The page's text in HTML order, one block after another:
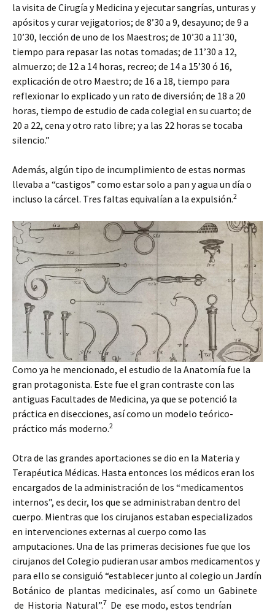
la visita de Cirugía y Medicina y ejecutar sangrías, unturas y
apósitos y curar vejigatorios; de 8’30 a 9, desayuno; de 9 a
10’30, lección de uno de los Maestros; de 10’30 a 11’30,
tiempo para repasar las notas tomadas; de 11’30 a 12,
almuerzo; de 12 a 14 horas, recreo; de 14 a 15’30 ó 16,
explicación de otro Maestro; de 16 a 18, tiempo para
reflexionar lo explicado y un rato de diversión; de 18 a 20
horas, tiempo de estudio de cada colegial en su cuarto; de
20 a 22, cena y otro rato libre; y a las 22 horas se tocaba
silencio.”
Además, algún tipo de incumplimiento de estas normas
llevaba a “castigos” como estar solo a pan y agua un día o
incluso la cárcel. Tres faltas equivalían a la expulsión.2
Como ya he mencionado, el estudio de la Anatomía fue la
gran protagonista. Este fue el gran contraste con las
antiguas Facultades de Medicina, ya que se potenció la
práctica en disecciones, así como un modelo teórico-
práctico más moderno.2
Otra de las grandes aportaciones se dio en la Materia y
Terapéutica Médicas. Hasta entonces los médicos eran los
encargados de la administración de los “medicamentos
internos”, es decir, los que se administraban dentro del
cuerpo. Mientras que los cirujanos estaban especializados
en intervenciones externas al cuerpo como las
amputaciones. Una de las primeras decisiones fue que los
cirujanos del Colegio pudieran usar ambos medicamentos y
para ello se consiguió “establecer junto al colegio un Jardín
Botánico de plantas medicinales, así ́ como un Gabinete
de Historia Natural”.7 De ese modo, estos tendrían